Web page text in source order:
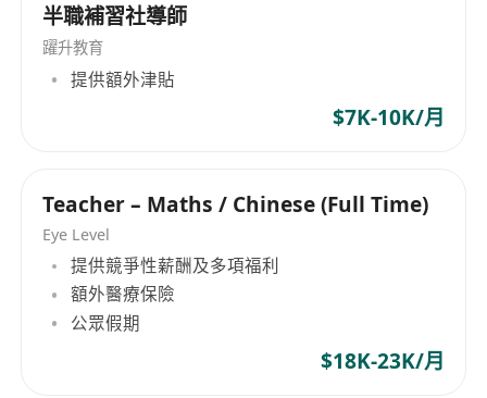
半職補習社導師
躍升教育
提供額外津貼
$7K-10K/月
Teacher – Maths / Chinese (Full Time)
Eye Level
提供競爭性薪酬及多項福利
額外醫療保險
公眾假期
$18K-23K/月